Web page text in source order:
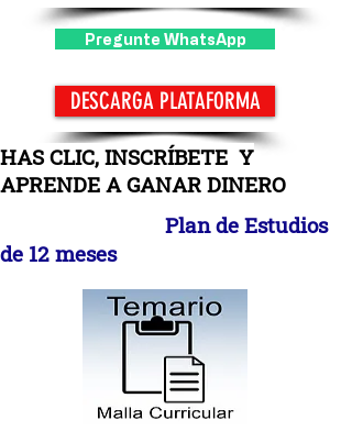
Pregunte WhatsApp
DESCARGA PLATAFORMA
HAS CLIC, INSCRÍBETE Y
APRENDE A GANAR DINERO
Plan de Estudios
de 12 meses